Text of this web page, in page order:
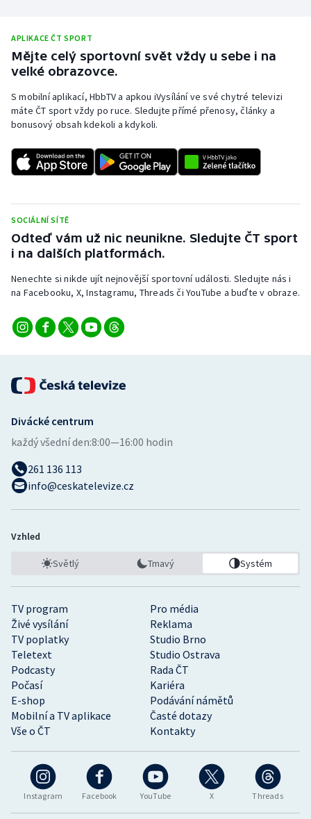
Ragby
Rychlobruslení
Rychlostní kanoistika
Sportovní střelba
Stolní tenis
Triatlon
Veslování
Volejbal
APLIKACE ČT SPORT
Mějte celý sportovní svět vždy u sebe i na
velké obrazovce.
S mobilní aplikací, HbbTV a apkou iVysílání ve své chytré televizi
máte ČT sport vždy po ruce. Sledujte přímé přenosy, články a
bonusový obsah kdekoli a kdykoli.
SOCIÁLNÍ SÍTĚ
Odteď vám už nic neunikne. Sledujte ČT sport
i na dalších platformách.
Nenechte si nikde ujít nejnovější sportovní události. Sledujte nás i
na Facebooku, X, Instagramu, Threads či YouTube a buďte v obraze.
Instagram Facebook YouTube X Threads
TV program
Pro média
Živé vysílání
Reklama
TV poplatky
Studio Brno
Teletext
Studio Ostrava
Podcasty
Rada ČT
Počasí
Kariéra
E-shop
Podávání námětů
Mobilní a TV aplikace
Časté dotazy
Vše o ČT
Kontakty
Divácké centrum
každý všední den:8:00—16:00 hodin
261 136 113
info@ceskatelevize.cz
Vzhled
Světlý Tmavý Systém